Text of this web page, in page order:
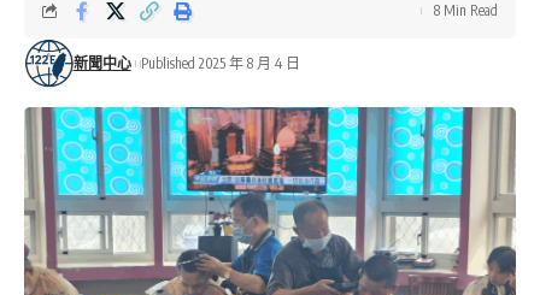
新聞中心 Published 2025 年 8 月 4 日
8 Min Read